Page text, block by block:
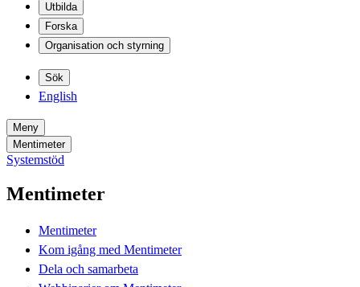
Utbilda
Forska
Organisation och styrning
Sök
English
Meny
Mentimeter
Systemstöd
Mentimeter
Mentimeter
Kom igång med Mentimeter
Dela och samarbeta